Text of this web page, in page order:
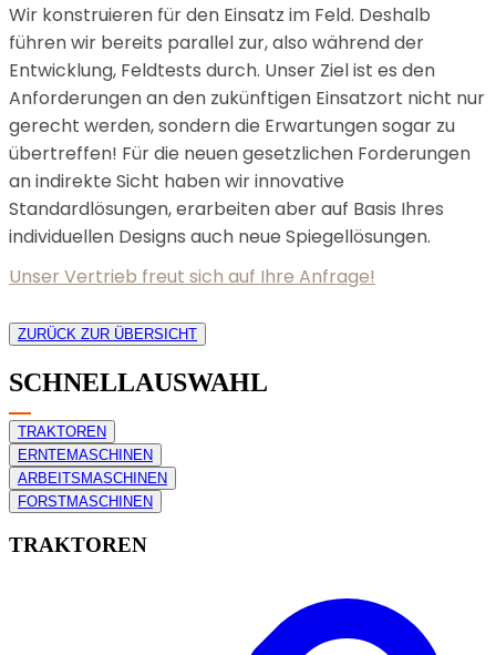
Wir konstruieren für den Einsatz im Feld. Deshalb
führen wir bereits parallel zur, also während der
Entwicklung, Feldtests durch. Unser Ziel ist es den
Anforderungen an den zukünftigen Einsatzort nicht nur
gerecht werden, sondern die Erwartungen sogar zu
übertreffen! Für die neuen gesetzlichen Forderungen
an indirekte Sicht haben wir innovative
Standardlösungen, erarbeiten aber auf Basis Ihres
individuellen Designs auch neue Spiegellösungen.
Unser Vertrieb freut sich auf Ihre Anfrage!
ZURÜCK ZUR ÜBERSICHT
SCHNELLAUSWAHL
TRAKTOREN
ERNTEMASCHINEN
ARBEITSMASCHINEN
FORSTMASCHINEN
TRAKTOREN